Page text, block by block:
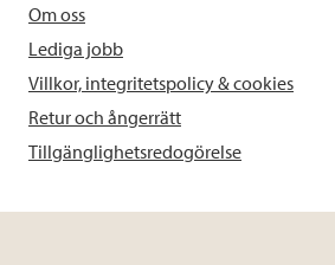
Om oss
Lediga jobb
Villkor, integritetspolicy & cookies
Retur och ångerrätt
Tillgänglighetsredogörelse